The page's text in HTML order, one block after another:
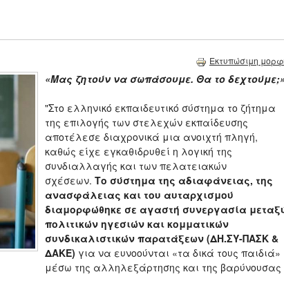
Εκτυπώσιμη
«Μας ζητούν να σωπάσουμε. Θα το
"Στο ελληνικό εκπαιδευτικό σύστημα το ζήτημα
της επιλογής των στελεχών εκπαίδευσης
αποτέλεσε διαχρονικά μια ανοιχτή πληγή,
καθώς είχε εγκαθιδρυθεί η λογική της
συνδιαλλαγής και των πελατειακών
σχέσεων. Το σύστημα της αδιαφάνειας, της
ανασφάλειας και του αυταρχισμού
διαμορφώθηκε σε αγαστή συνεργασία
πολιτικών ηγεσιών και κομματικών
συνδικαλιστικών παρατάξεων (ΔΗ.ΣΥ-ΠΑΣΚ &
ΔΑΚΕ) για να ευνοούνται «τα δικά τους παιδιά»
μέσω της αλληλεξάρτησης και της βαρύνουσας